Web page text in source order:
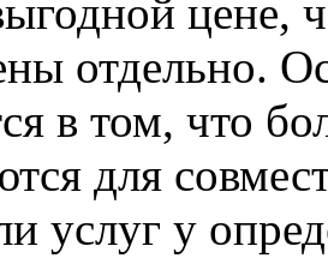
цене,
отдельно.
в том, что
для
услуг у